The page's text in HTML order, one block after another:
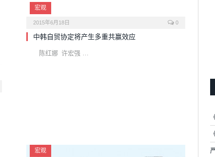
宏观
2015年6月18日 0
中韩自贸协定将产生多重共赢效应
陈红娜 许宏强 …
宏观